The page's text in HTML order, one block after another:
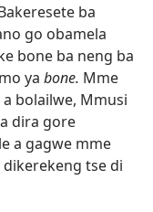
ba
go obamela
bone ba neng ba
ya bone. Mme
bolailwe, Mmusi
dira gore
a gagwe mme
tse di